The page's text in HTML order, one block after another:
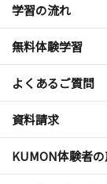
学習の流れ
無料体験学習
よくあるご質問
資料請求
KUMON体験者